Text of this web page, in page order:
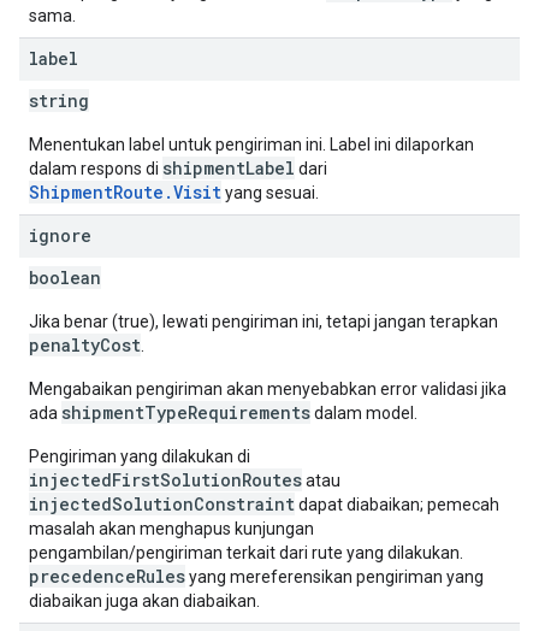
sama.
label
string
Menentukan label untuk pengiriman ini. Label ini dilaporkan
dalam respons di shipmentLabel dari
ShipmentRoute.Visityang sesuai.
ignore
boolean
Jika benar (true), lewati pengiriman ini, tetapi jangan terapkan
penaltyCost
Mengabaikan pengiriman akan menyebabkan error validasi jika
ada shipmentTypeRequirementsdalam model.
Pengiriman yang dilakukan di
injectedFirstSolutionRoutesatau
injectedSolutionConstraintdapat diabaikan; pemecah
masalah akan menghapus kunjungan
pengambilan/pengiriman terkait dari rute yang dilakukan.
precedenceRulesyang mereferensikan pengiriman yang
diabaikan juga akan diabaikan.